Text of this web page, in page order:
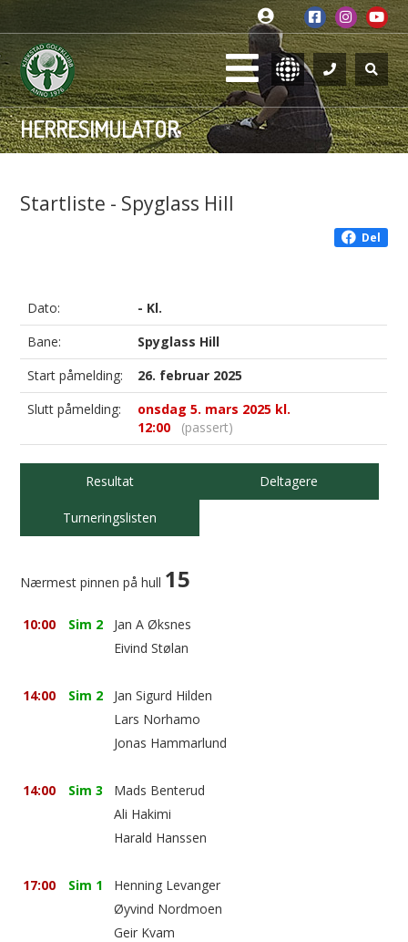
HERRESIMULATOR
Startliste - Spyglass Hill
Del
Dato:
- Kl.
Bane:
Spyglass Hill
Start påmelding:
26. februar 2025
Slutt påmelding:
onsdag 5. mars 2025 kl.
12:00 (passert)
Resultat Deltagere
Turneringslisten
Nærmest pinnen på hull 15
10:00 Sim 2
Jan A Øksnes
Eivind Stølan
14:00 Sim 2
Jan Sigurd Hilden
Lars Norhamo
Jonas Hammarlund
14:00 Sim 3
Mads Benterud
Ali Hakimi
Harald Hanssen
17:00 Sim 1
Henning Levanger
Øyvind Nordmoen
Geir Kvam